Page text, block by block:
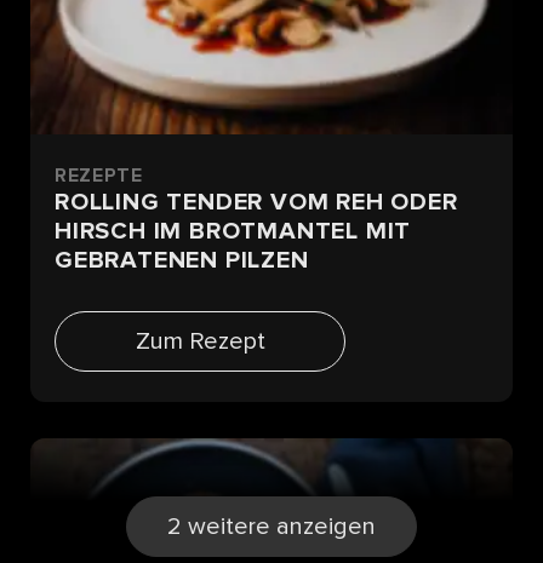
REZEPTE
ROLLING TENDER VOM REH ODER
HIRSCH IM BROTMANTEL MIT
GEBRATENEN PILZEN
Zum Rezept
2 weitere anzeigen